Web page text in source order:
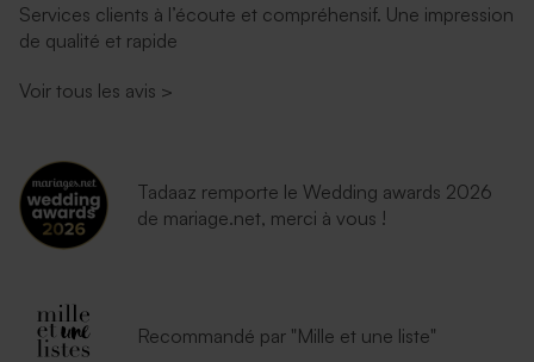
Services clients à l’écoute et compréhensif. Une impression
de qualité et rapide
Voir tous les avis >
Tadaaz remporte le Wedding awards 2026
de mariage.net, merci à vous !
Recommandé par "Mille et une liste"